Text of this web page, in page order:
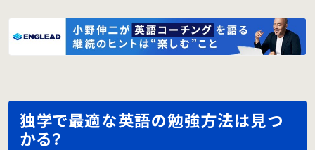
独学で最適な英語の勉強方法は見つ
かる？